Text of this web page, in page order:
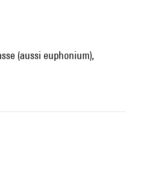
(aussi euphonium),